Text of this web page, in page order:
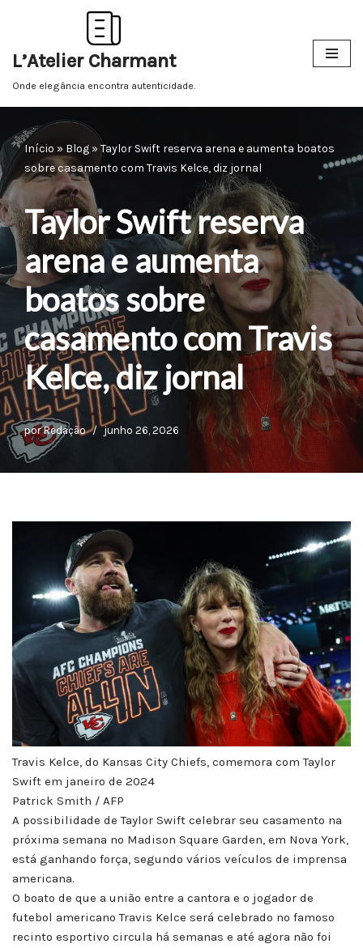
para
o
L’Atelier Charmant
Onde elegância encontra autenticidade.
Início » Blog » Taylor Swift reserva arena e aumenta boatos
sobre casamento com Travis Kelce, diz jornal
Taylor Swift reserva
arena e aumenta
boatos sobre
casamento com Travis
Kelce, diz jornal
porRedação junho 26, 2026
Travis Kelce, do Kansas City Chiefs, comemora com Taylor
Swift em janeiro de 2024
Patrick Smith / AFP
A possibilidade de Taylor Swift celebrar seu casamento na
próxima semana no Madison Square Garden, em Nova York,
está ganhando força, segundo vários veículos de imprensa
americana.
O boato de que a união entre a cantora e o jogador de
futebol americano Travis Kelce será celebrado no famoso
recinto esportivo circula há semanas e até agora não foi